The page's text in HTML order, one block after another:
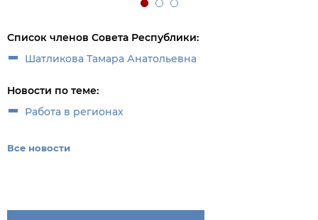
Список членов Совета Республики:
Шатликова Тамара Анатольевна
Новости по теме:
Работа в регионах
Все новости